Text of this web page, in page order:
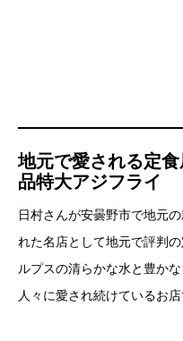
地元で愛される定
品特大アジフライ
日村さんが安曇野市で地元
れた名店として地元で評判
ルプスの清らかな水と豊か
人々に愛され続けているお店